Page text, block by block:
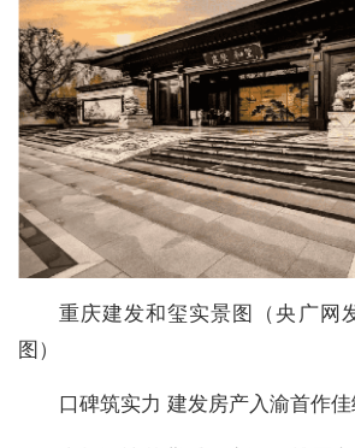
重庆建发和玺实景图（央广网
图）
口碑筑实力 建发房产入渝首作